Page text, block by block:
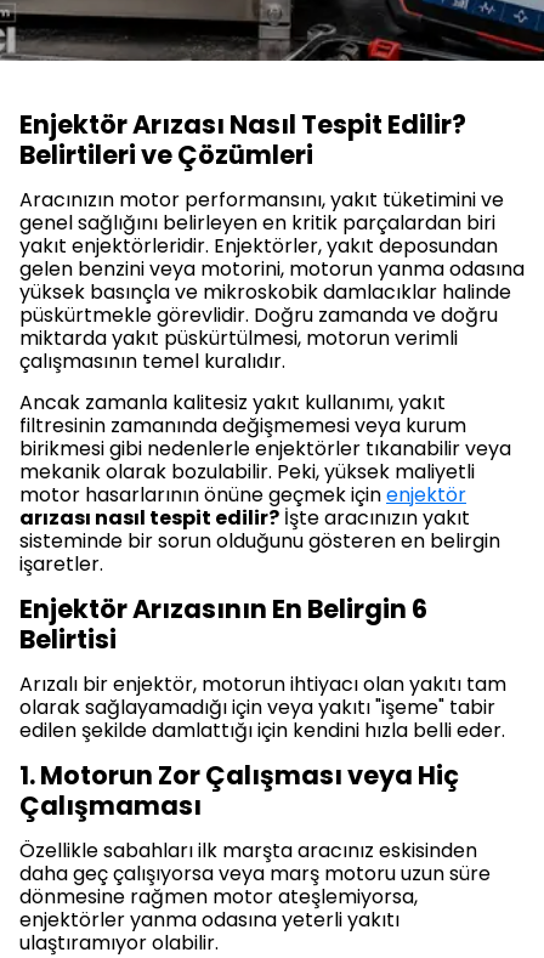
Enjektör Arızası Nasıl Tespit Edilir?
Belirtileri ve Çözümleri
Aracınızın motor performansını, yakıt tüketimini ve
genel sağlığını belirleyen en kritik parçalardan biri
yakıt enjektörleridir. Enjektörler, yakıt deposundan
gelen benzini veya motorini, motorun yanma odasına
yüksek basınçla ve mikroskobik damlacıklar halinde
püskürtmekle görevlidir. Doğru zamanda ve doğru
miktarda yakıt püskürtülmesi, motorun verimli
çalışmasının temel kuralıdır.
Ancak zamanla kalitesiz yakıt kullanımı, yakıt
filtresinin zamanında değişmemesi veya kurum
birikmesi gibi nedenlerle enjektörler tıkanabilir veya
mekanik olarak bozulabilir. Peki, yüksek maliyetli
motor hasarlarının önüne geçmek içinenjektör
arızası nasıl tespit edilir? İşte aracınızın yakıt
sisteminde bir sorun olduğunu gösteren en belirgin
işaretler.
Enjektör Arızasının En Belirgin 6
Belirtisi
Arızalı bir enjektör, motorun ihtiyacı olan yakıtı tam
olarak sağlayamadığı için veya yakıtı "işeme" tabir
edilen şekilde damlattığı için kendini hızla belli eder.
1. Motorun Zor Çalışması veya Hiç
Çalışmaması
Özellikle sabahları ilk marşta aracınız eskisinden
daha geç çalışıyorsa veya marş motoru uzun süre
dönmesine rağmen motor ateşlemiyorsa,
enjektörler yanma odasına yeterli yakıtı
ulaştıramıyor olabilir.